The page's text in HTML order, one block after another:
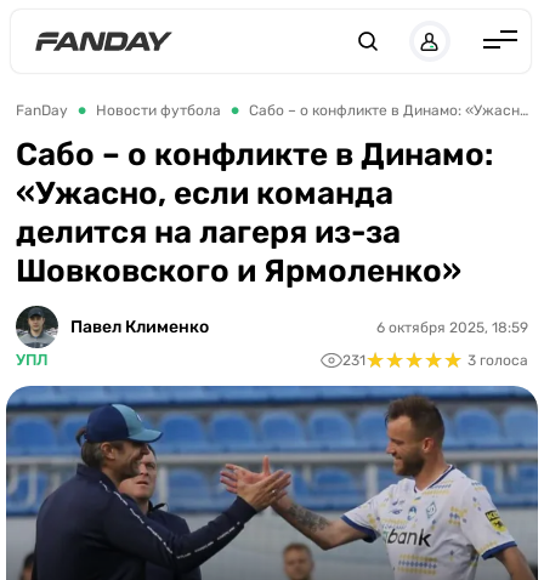
Англия
Испания
Германия
Италия
Франция
Украина
ЛЧ
ЛЕ
ЧЕ-2028
Букмекеры
Казино
FanDay Новости футбола Сабо – о конфликте в Динамо: «Ужасно, если команда делится на лагеря из-за Шовковского и Ярмоленко»
Сабо – о конфликте в Динамо:
«Ужасно, если команда
делится на лагеря из-за
Шовковского и Ярмоленко»
Павел Клименко
УПЛ
6 октября 2025, 18:59
231★★★★★
★★★★★ 3 голоса